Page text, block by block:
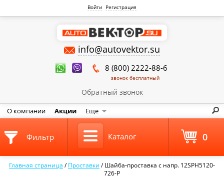
Войти Регистрация
info@autovektor.su
8 (800) 2222-88-6
звонок бесплатный
Обратный звонок
О компании Акции Еще
Главная страница /Проставки /Шайба-проставка с напр. 12SPH5120-
726-P
Фильтр Каталог 0